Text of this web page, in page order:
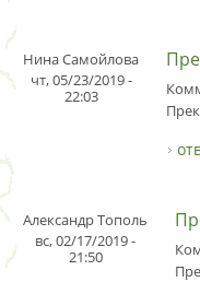
Нина Самойлова
чт, 05/23/2019 -
22:03
Александр Тополь
вс, 02/17/2019 -
21:50